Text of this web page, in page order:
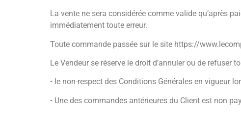
La vente ne sera considérée comme valide qu’après
immédiatement toute erreur.
Toute commande passée sur le site https://
Le Vendeur se réserve le droit d’annuler ou de refuser
• le non-respect des Conditions Générales en vigueur
• Une des commandes antérieures du Client est non